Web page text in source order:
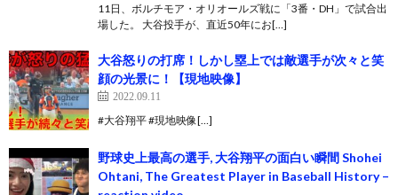
11日、ボルチモア・オリオールズ戦に「3番・DH」で試合出
場した。 大谷投手が、直近50年にお[…]
大谷怒りの打席！しかし塁上では敵選手が次々と笑
顔の光景に！【現地映像】
2022.09.11
#大谷翔平 #現地映像[…]
野球史上最高の選手, 大谷翔平の面白い瞬間 Shohei
Ohtani, The Greatest Player in Baseball History –